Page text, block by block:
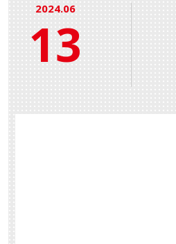
2024.06
13